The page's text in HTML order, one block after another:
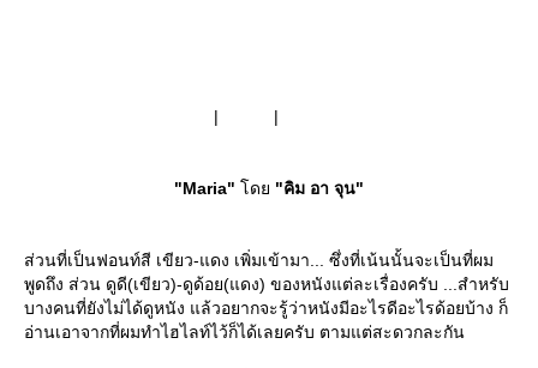
| |
"Maria" ด "คิม อา จุน"
ส่วนที่เป็นฟอนท์สี เขียว-แดง เพิ่มเข้ามา... ซึ่งที่เน้นนั้นจะเป็นที่ผม
พูดถึง ส่วน ดูดี(เขียว)-ดูด้อย(แดง) ของหนังแต่ละเรื่องครับ ...สำหรับ
บางคนที่ยังไม่ได้ดูหนัง แล้วอยากจะรู้ว่าหนังมีอะไรดีอะไรด้อยบ้าง ก็
อ่านเอาจากที่ผมทำไฮไลท์ไว้ก็ได้เลยครับ ตามแต่สะดวกละกัน